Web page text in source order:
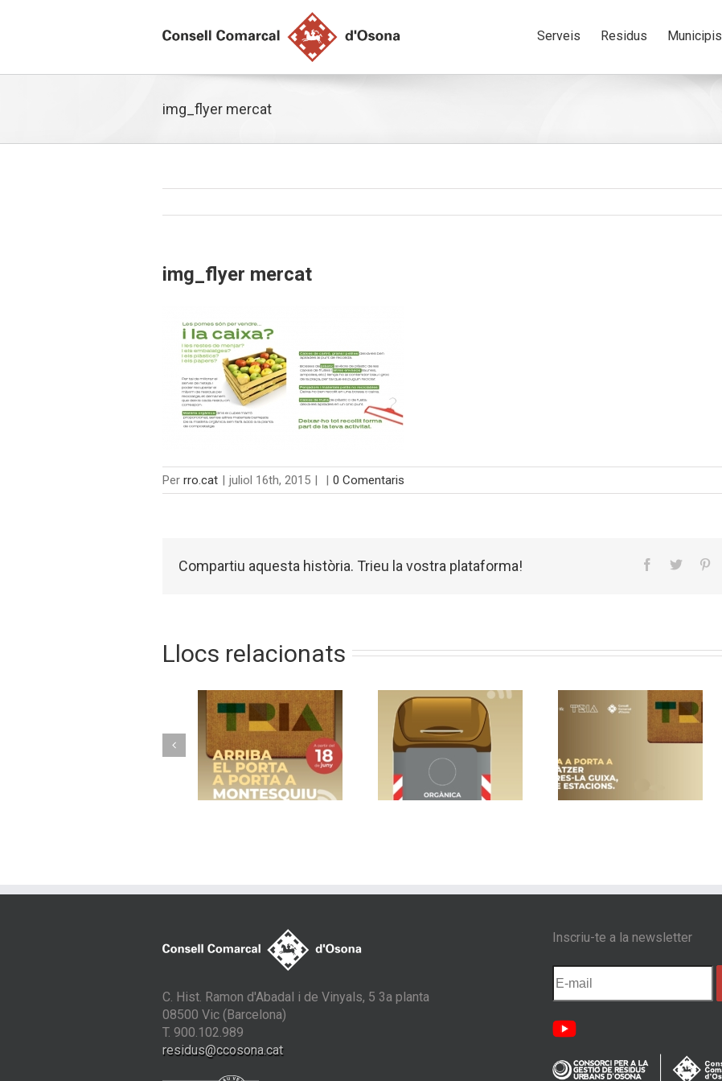
Serveis Residus Municipis
img_flyer mercat
img_flyer mercat
Per rro.cat | juliol 16th, 2015 | | 0 Comentaris
Compartiu aquesta història. Trieu la vostra plataforma!
Llocs relacionats
Arriba el porta a
Torelló implanta un
nou model de
recollida avançada
Vic implanta la
recollida porta a
porta als barris de
Nou sistema de
contenidors amb
control d’accés a
C. Hist. Ramon d'Abadal i de Vinyals, 5 3a planta
08500 Vic (Barcelona)
T. 900.102.989
residus@ccosona.cat
Inscriu-te a la newsletter